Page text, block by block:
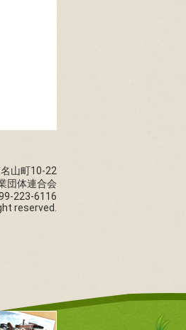
山町10-22
団体連合会
223-6116
reserved.